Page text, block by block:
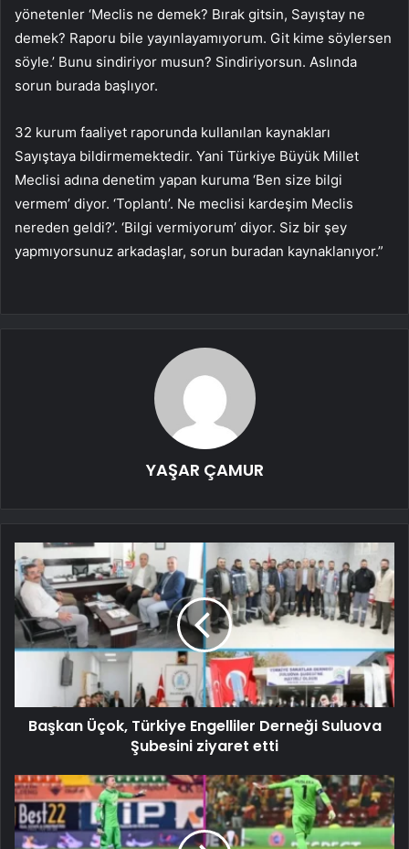
yönetenler ‘Meclis ne demek? Bırak gitsin, Sayıştay ne
demek? Raporu bile yayınlayamıyorum. Git kime söylersen
söyle.’ Bunu sindiriyor musun? Sindiriyorsun. Aslında
sorun burada başlıyor.
32 kurum faaliyet raporunda kullanılan kaynakları
Sayıştaya bildirmemektedir. Yani Türkiye Büyük Millet
Meclisi adına denetim yapan kuruma ‘Ben size bilgi
vermem’ diyor. ‘Toplantı’. Ne meclisi kardeşim Meclis
nereden geldi?’. ‘Bilgi vermiyorum’ diyor. Siz bir şey
yapmıyorsunuz arkadaşlar, sorun buradan kaynaklanıyor.”
YAŞAR ÇAMUR
Başkan Üçok, Türkiye Engelliler Derneği Suluova
Şubesini ziyaret etti